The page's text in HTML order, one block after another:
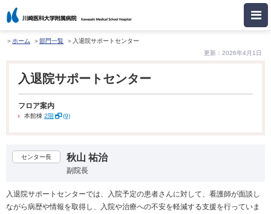
ホーム 部門一覧 入退院サポートセンター
入退院サポートセンター
更新：2026年4月1日
フロア案内
本館棟 2階 (9)
センター長 秋山 祐治
副院長
入退院サポートセンターでは、入院予定の患者さんに対して、看護師が面談し
ながら病歴や情報を取得し、入院や治療への不安を軽減する支援を行っていま